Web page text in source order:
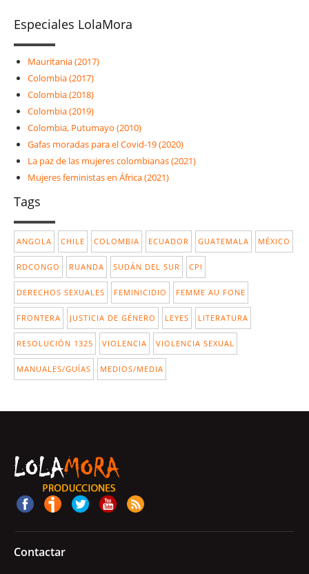
Especiales LolaMora
Mauritania (2017)
Colombia (2017)
Colombia (2018)
Colombia (2019)
Colombia, Putumayo (2010)
Gafas moradas para el Covid-19 (2020)
La paz de las mujeres colombianas (2021)
Mujeres feministas en África (2021)
Tags
ANGOLA CHILE COLOMBIA ECUADOR GUATEMALA MÉXICO
RDCONGO RUANDA SUDÁN DEL SUR CPI
DERECHOS SEXUALES FEMINICIDIO FEMME AU FONE
FRONTERA JUSTICIA DE GÉNERO LEYES LITERATURA
RESOLUCIÓN 1325 VIOLENCIA VIOLENCIA SEXUAL
MANUALES/GUÍAS MEDIOS/MEDIA
Contactar